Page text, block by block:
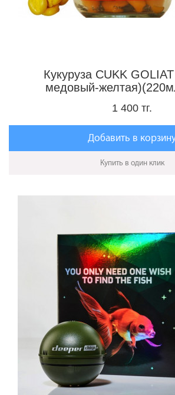
Кукуруза CUKK
медовый-
1 400 тг.
Добавить в
Купить в один клик